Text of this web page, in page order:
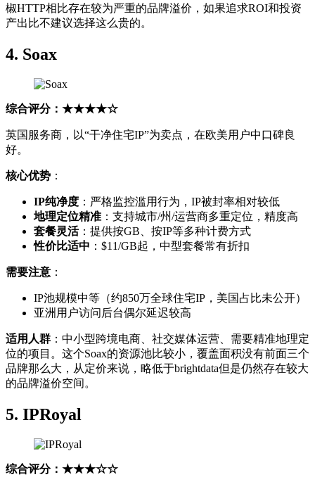
椒HTTP相比存在较为严重的品牌溢价，如果追求ROI和投资
产出比不建议选择这么贵的。
4. Soax
综合评分：★★★★☆
英国服务商，以“干净住宅IP”为卖点，在欧美用户中口碑良
好。
核心优势 ：
IP纯净度 ：严格监控滥用行为，IP被封率相对较低
地理定位精准 ：支持城市/州/运营商多重定位，精度高
套餐灵活：提供按GB、按IP等多种计费方式
性价比适中 ：$11/GB起，中型套餐常有折扣
需要注意 ：
IP池规模中等（约850万全球住宅IP，美国占比未公开）
亚洲用户访问后台偶尔延迟较高
适用人群 ：中小型跨境电商、社交媒体运营、需要精准地理定
位的项目。这个Soax的资源池比较小，覆盖面积没有前面三个
品牌那么大，从定价来说，略低于brightdata但是仍然存在较大
的品牌溢价空间。
5. IPRoyal
综合评分：★★★☆☆